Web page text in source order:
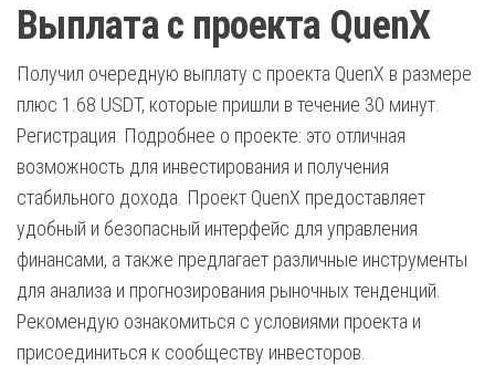
Выплата с проекта QuenX
Получил очередную выплату с проекта QuenX в размере
плюс 1.68 USDT, которые пришли в течение 30 минут.
Регистрация: Подробнее о проекте: это отличная
возможность для инвестирования и получения
стабильного дохода. Проект QuenX предоставляет
удобный и безопасный интерфейс для управления
финансами, а также предлагает различные инструменты
для анализа и прогнозирования рыночных тенденций.
Рекомендую ознакомиться с условиями проекта и
присоединиться к сообществу инвесторов.